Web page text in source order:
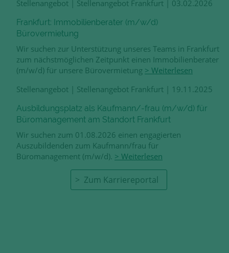
Stellenangebot | Stellenangebot Frankfurt | 03.02.2026
Frankfurt: Immobilienberater (m/w/d)
Bürovermietung
Wir suchen zur Unterstützung unseres Teams in Frankfurt
zum nächstmöglichen Zeitpunkt einen Immobilienberater
(m/w/d) für unsere Bürovermietung > Weiterlesen
Stellenangebot | Stellenangebot Frankfurt | 19.11.2025
Ausbildungsplatz als Kaufmann/-frau (m/w/d) für
Büromanagement am Standort Frankfurt
Wir suchen zum 01.08.2026 einen engagierten
Auszubildenden zum Kaufmann/frau für
Büromanagement (m/w/d). > Weiterlesen
Zum Karriereportal